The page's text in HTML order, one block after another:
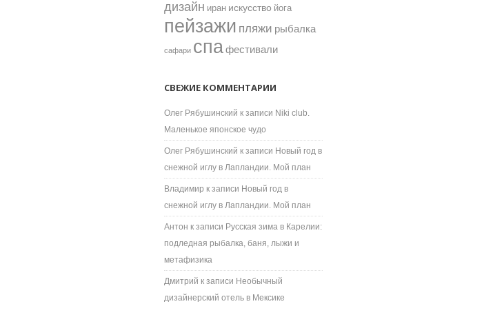
дизайн иран искусство йога
пейзажи пляжи рыбалка
сафари спафестивали
СВЕЖИЕ КОММЕНТАРИИ
Олег Рябушинский к записи Niki club.
Маленькое японское чудо
Олег Рябушинский к записи Новый год в
снежной иглу в Лапландии. Мой план
Владимир к записи Новый год в
снежной иглу в Лапландии. Мой план
Антон к записи Русская зима в Карелии:
подледная рыбалка, баня, лыжи и
метафизика
Дмитрий к записи Необычный
дизайнерский отель в Мексике